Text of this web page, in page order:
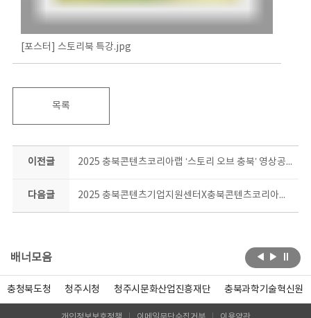
[포스터] 스토리북 특강.jpg
목록
이전글 2025 충북콘텐츠코리아랩 ‘스토리 오브 충북’ 영상공모전 참가자 모집공고
다음글 2025 충북콘텐츠기업지원센터X충북콘텐츠코리아랩 네트워킹 데이 [세상을 바꾸는 콘텐츠 “세바콘 데이”] 참여자 모집
배너모음
충청북도청 청주시청 청주시문화산업진흥재단 충북과학기술혁신원